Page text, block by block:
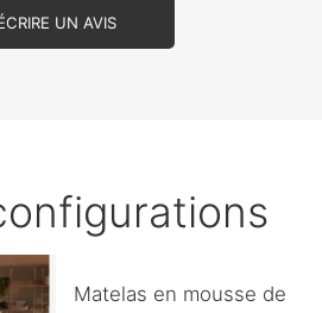
UN AVIS
Matelas en mousse de